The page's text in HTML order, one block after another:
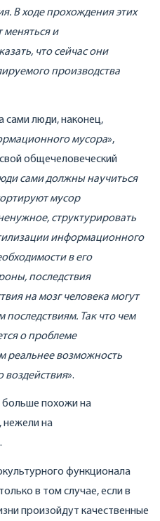
В ходе прохождения этих
меняться и
что сейчас они
производства
сами люди, наконец,
мусора»,
общечеловеческий
сами должны научиться
мусор
структурировать
информационного
в его
последствия
на мозг человека могут
последствиям. Так что чем
о проблеме
реальнее возможность
воздействия».
больше похожи на
нежели на
функционала
в том случае, если в
произойдут качественные